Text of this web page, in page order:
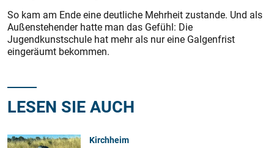
So kam am Ende eine deutliche Mehrheit zustande. Und als
Außenstehender hatte man das Gefühl: Die
Jugendkunstschule hat mehr als nur eine Galgenfrist
eingeräumt bekommen.
LESEN SIE AUCH
Kirchheim